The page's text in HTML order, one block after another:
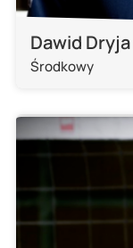
Dawid Dryja
Środkowy